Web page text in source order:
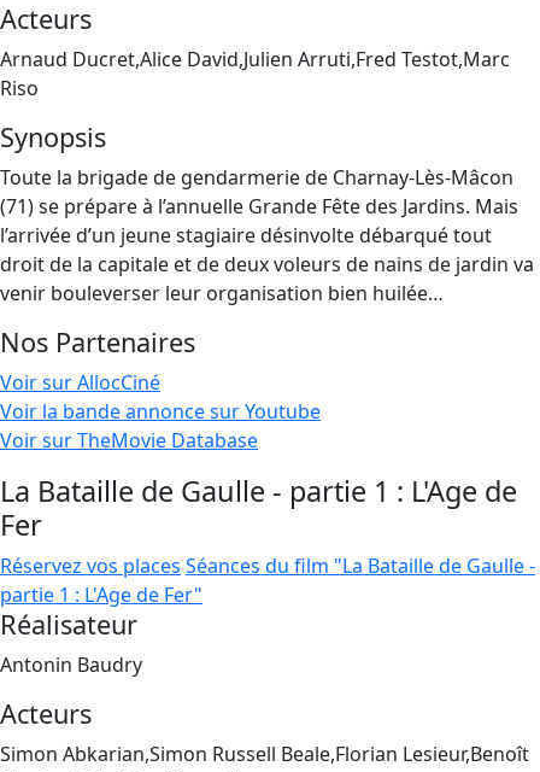
Acteurs
Arnaud Ducret,Alice David,Julien Arruti,Fred Testot,Marc
Riso
Synopsis
Toute la brigade de gendarmerie de Charnay-Lès-Mâcon
(71) se prépare à l’annuelle Grande Fête des Jardins. Mais
l’arrivée d’un jeune stagiaire désinvolte débarqué tout
droit de la capitale et de deux voleurs de nains de jardin va
venir bouleverser leur organisation bien huilée…
Nos Partenaires
Voir sur AllocCiné
Voir la bande annonce sur Youtube
Voir sur TheMovie Database
La Bataille de Gaulle - partie 1 : L'Age de
Fer
Réservez vos places Séances du film "La Bataille de Gaulle -
partie 1 : L'Age de Fer"
Réalisateur
Antonin Baudry
Acteurs
Simon Abkarian,Simon Russell Beale,Florian Lesieur,Benoît